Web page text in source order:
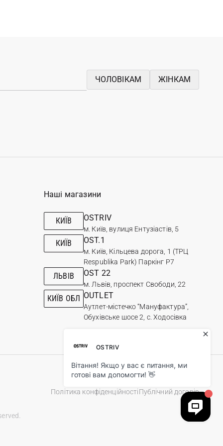
ЧОЛОВІКАМ ЖІНКАМ
Наші магазини
КИЇВ OSTRIV
м. Київ, вулиця Ентузіастів, 5
КИЇВ OST.1
м. Київ, Кільцева дорога, 1 (ТРЦ
Respublika Park) Паркінг Р7
ЛЬВІВ OST 22
м. Львів, проспект Свободи, 22
КИЇВ ОБЛ OUTLET
Аутлет-містечко “Мануфактура”,
Обухівське шосе 2, с. Ходосівка
Політика конфіденційностіПублічний договір